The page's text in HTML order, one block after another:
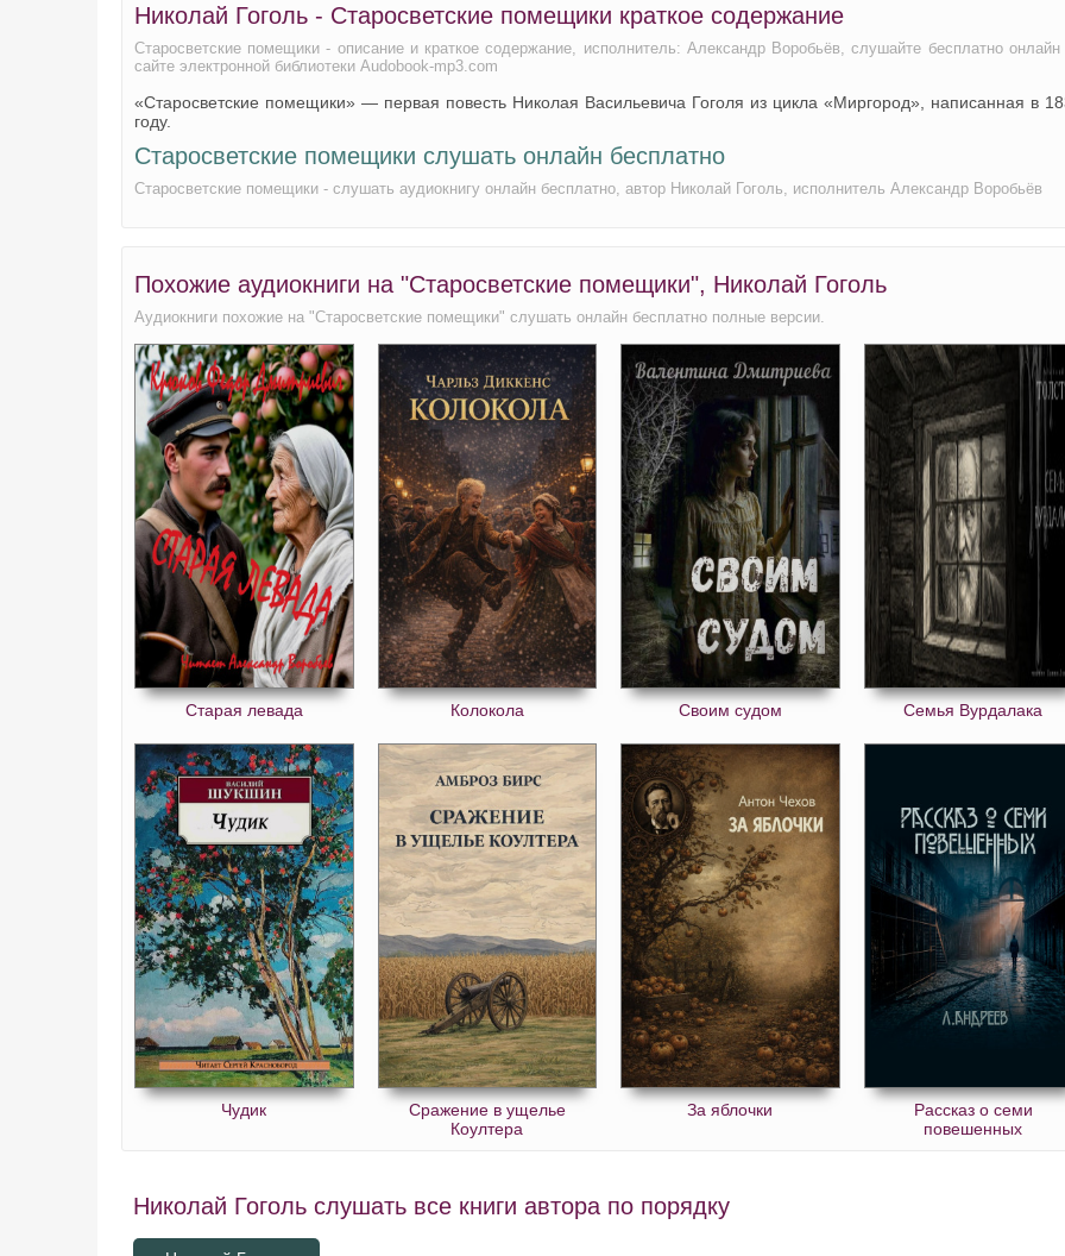
Николай Гоголь - Старосветские помещики краткое содержание
Старосветские помещики - описание и краткое содержание, исполнитель: Александр Воробьёв, слушайте бесплатно онлайн
сайте электронной библиотеки Audobook-mp3.com
«Старосветские помещики» — первая повесть Николая Васильевича Гоголя из цикла «Миргород», написанная в
году.
Старосветские помещики слушать онлайн бесплатно
Старосветские помещики - слушать аудиокнигу онлайн бесплатно, автор Николай Гоголь, исполнитель Александр Воробьёв
Похожие аудиокниги на "Старосветские помещики", Николай Гоголь
Аудиокниги похожие на "Старосветские помещики" слушать онлайн бесплатно полные версии.
Старая левада Колокола Своим судом Семья Вурдалака
Чудик
Сражение в ущелье
Коултера
За яблочки
Рассказ о семи
повешенных
Николай Гоголь слушать все книги автора по порядку